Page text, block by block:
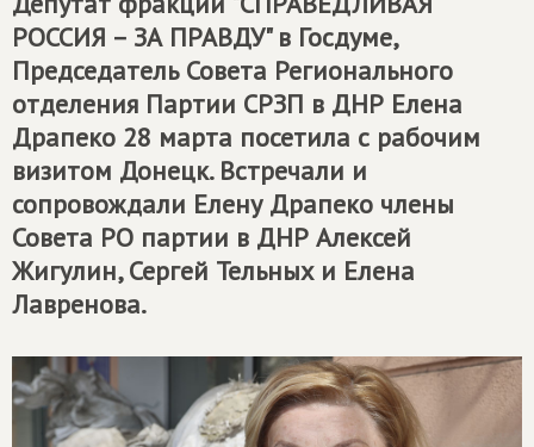
РОССИЯ – ЗА ПРАВДУ" в Госдуме,
Председатель Совета Регионального
отделения Партии СРЗП в ДНР Елена
Драпеко 28 марта посетила с рабочим
визитом Донецк. Встречали и
сопровождали Елену Драпеко члены
Совета РО партии в ДНР Алексей
Жигулин, Сергей Тельных и Елена
Лавренова.